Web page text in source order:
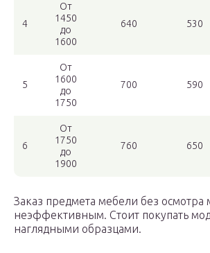
4
От
1450
до
1600
640 530
5
От
1600
до
1750
700 590
6
От
1750
до
1900
760 650
Заказ предмета мебели без осмотра
неэффективным. Стоит покупать
наглядными образцами.